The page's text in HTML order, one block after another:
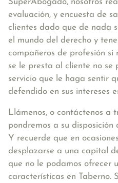
SuperAbogado, nosotros
evaluación, y encuesta de
clientes dado que de nada
el mundo del derecho y
compañeros de profesión si
se le presta al cliente no se
servicio que le haga sentir
defendido en sus intereses
Llámenos, o contáctenos a
pondremos a su
Y recuerde que en
desplazarse a una capital
que no le podamos ofrecer
características en Taberno.